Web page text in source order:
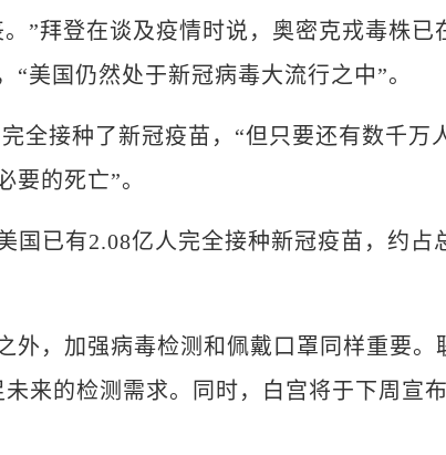
拜登在谈及疫情时说，奥密克戎毒株已
美国仍然处于新冠病毒大流行之中”。
接种了新冠疫苗，“但只要还有数千万
要的死亡”。
已有2.08亿人完全接种新冠疫苗，约占
，加强病毒检测和佩戴口罩同样重要。
来的检测需求。同时，白宫将于下周宣